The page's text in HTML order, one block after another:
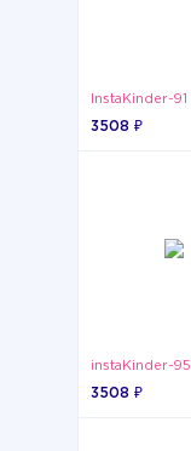
InstaKinder-91
3508 ₽
instaKinder-95
3508 ₽